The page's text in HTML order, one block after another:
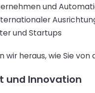
und
und Startups
wir heraus, wie Sie
und Innovation